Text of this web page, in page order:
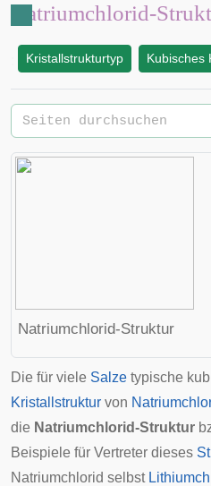
Natriumchlorid-
Kristallstrukturtyp Kubisches
Natriumchlorid-Struktur
Die für viele Salze typische
Kristallstruktur von
die Natriumchlorid-Struktur
Beispiele für Vertreter dieses
Natriumchlorid selbst